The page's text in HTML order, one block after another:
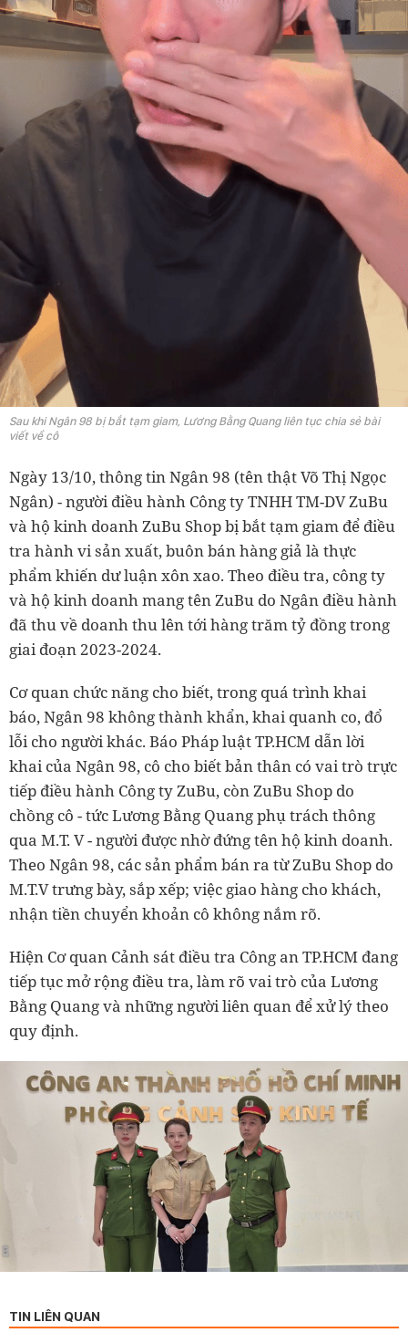
Sau khi Ngân 98 bị bắt tạm giam, Lương Bằng Quang liên tục chia sẻ bài
viết về cô
Ngày 13/10, thông tin Ngân 98 (tên thật Võ Thị Ngọc
Ngân) - người điều hành Công ty TNHH TM-DV ZuBu
và hộ kinh doanh ZuBu Shop bị bắt tạm giam để điều
tra hành vi sản xuất, buôn bán hàng giả là thực
phẩm khiến dư luận xôn xao. Theo điều tra, công ty
và hộ kinh doanh mang tên ZuBu do Ngân điều hành
đã thu về doanh thu lên tới hàng trăm tỷ đồng trong
giai đoạn 2023-2024.
Cơ quan chức năng cho biết, trong quá trình khai
báo, Ngân 98 không thành khẩn, khai quanh co, đổ
lỗi cho người khác. Báo Pháp luật TP.HCM dẫn lời
khai của Ngân 98, cô cho biết bản thân có vai trò trực
tiếp điều hành Công ty ZuBu, còn ZuBu Shop do
chồng cô - tức Lương Bằng Quang phụ trách thông
qua M.T. V - người được nhờ đứng tên hộ kinh doanh.
Theo Ngân 98, các sản phẩm bán ra từ ZuBu Shop do
M.T.V trưng bày, sắp xếp; việc giao hàng cho khách,
nhận tiền chuyển khoản cô không nắm rõ.
Hiện Cơ quan Cảnh sát điều tra Công an TP.HCM đang
tiếp tục mở rộng điều tra, làm rõ vai trò của Lương
Bằng Quang và những người liên quan để xử lý theo
quy định.
TIN LIÊN QUAN